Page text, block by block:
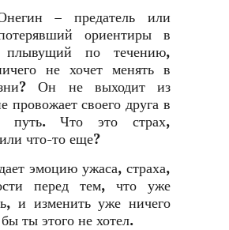
– предатель или
ориентиры в
по течению,
не хочет менять в
Он не выходит из
провожает своего друга в
путь. Что это страх,
что-то еще?
эмоцию ужаса, страха,
перед тем, что уже
и изменить уже ничего
ты этого не хотел.